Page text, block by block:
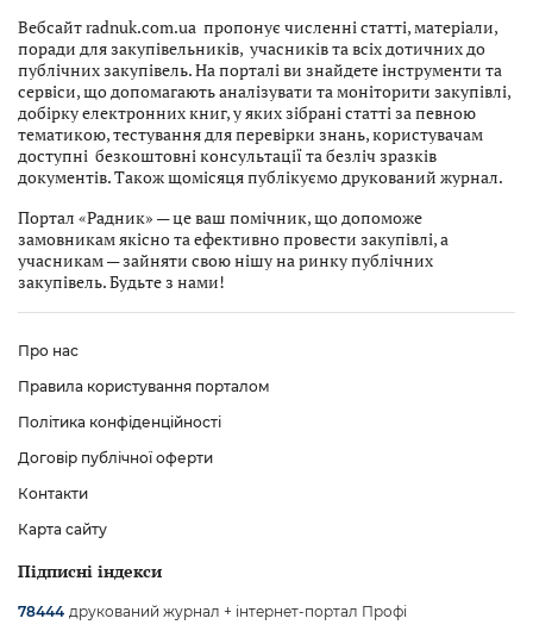
Вебсайт radnuk.com.ua пропонує численні статті, матеріали,
поради для закупівельників, учасників та всіх дотичних до
публічних закупівель. На порталі ви знайдете інструменти та
сервіси, що допомагають аналізувати та моніторити закупівлі,
добірку електронних книг, у яких зібрані статті за певною
тематикою, тестування для перевірки знань, користувачам
доступні безкоштовні консультації та безліч зразків
документів. Також щомісяця публікуємо друкований журнал.
Портал «Радник» — це ваш помічник, що допоможе
замовникам якісно та ефективно провести закупівлі, а
учасникам — зайняти свою нішу на ринку публічних
закупівель. Будьте з нами!
Про нас
Правила користування порталом
Політика конфіденційності
Договір публічної оферти
Контакти
Карта сайту
Підписні індекси
78444 друкований журнал + інтернет-портал Профі